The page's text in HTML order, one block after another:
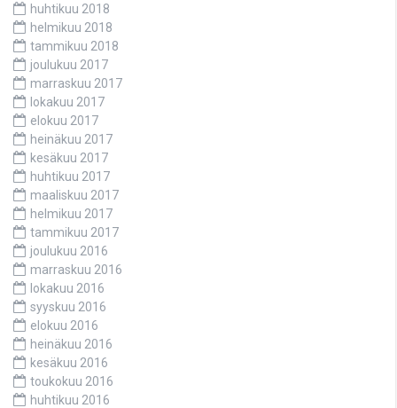
huhtikuu 2018
helmikuu 2018
tammikuu 2018
joulukuu 2017
marraskuu 2017
lokakuu 2017
elokuu 2017
heinäkuu 2017
kesäkuu 2017
huhtikuu 2017
maaliskuu 2017
helmikuu 2017
tammikuu 2017
joulukuu 2016
marraskuu 2016
lokakuu 2016
syyskuu 2016
elokuu 2016
heinäkuu 2016
kesäkuu 2016
toukokuu 2016
huhtikuu 2016